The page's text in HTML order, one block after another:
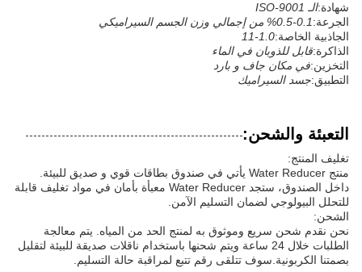
شهادة:الـ ISO-9001
الجرعة:0.1-0.5% من إجمالي وزن الجسم السيراميكي
الجاذبية الخاصة:1.0-11
الذاكرة:قابل للذوبان في الماء
التخزين:في مكان جاف و بارد
التطبيق:جسد السيراميك
التعبئة والشحن:
تغليف المنتج:
منتج Water Reducer يأتي في صندوق بطاقات قوي و صديق للبيئة.
داخل الصندوق، ستجد Water Reducer معبأة بأمان في مواد تغليف قابلة
للتحلل البيولوجي لضمان التسليم الآمن.
الشحن:
نحن نقدم شحن سريع وموثوق به لمنتج الحد من المياه. يتم معالجة
الطلبات خلال 24 ساعة ويتم شحنها باستخدام ناقلات صديقة للبيئة لتقليل
بصمتنا الكربونية.سوف تتلقى رقم تتبع لمراقبة حالة التسليم.